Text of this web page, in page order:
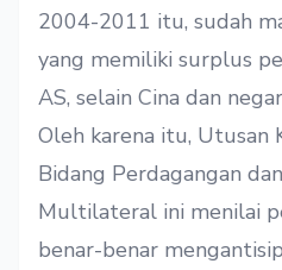
2004-2011 itu, sudah
yang memiliki surplus
AS, selain Cina dan
Oleh karena itu, Utusan
Bidang Perdagangan
Multilateral ini menilai
benar-benar